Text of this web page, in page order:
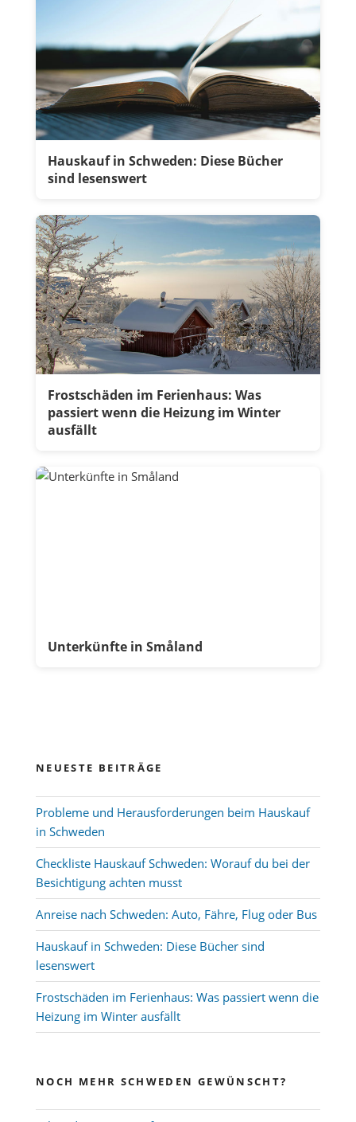
Hauskauf in Schweden: Diese Bücher
sind lesenswert
Frostschäden im Ferienhaus: Was
passiert wenn die Heizung im Winter
ausfällt
Unterkünfte in Småland
NEUESTE BEITRÄGE
Probleme und Herausforderungen beim Hauskauf
in Schweden
Checkliste Hauskauf Schweden: Worauf du bei der
Besichtigung achten musst
Anreise nach Schweden: Auto, Fähre, Flug oder Bus
Hauskauf in Schweden: Diese Bücher sind
lesenswert
Frostschäden im Ferienhaus: Was passiert wenn die
Heizung im Winter ausfällt
NOCH MEHR SCHWEDEN GEWÜNSCHT?